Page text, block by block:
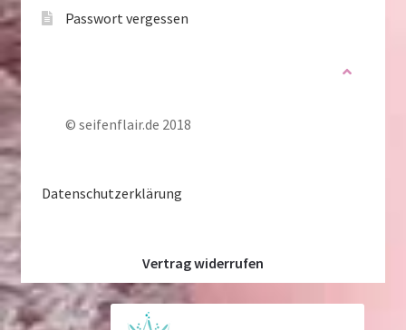
Passwort vergessen
© seifenflair.de 2018
Datenschutzerklärung
Vertrag widerrufen